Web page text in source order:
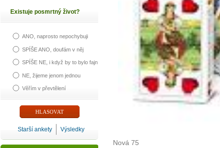
Existuje posmrtný život?
ANO, naprosto nepochybuji
SPÍŠE ANO, doufám v něj
SPÍŠE NE, i když by to bylo fajn
NE, žijeme jenom jednou
Věřím v převtělení
Starší ankety Výsledky
Nová 75